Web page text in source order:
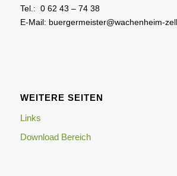
Tel.: 0 62 43 – 74 38
E-Mail: buergermeister@wachenheim-
WEITERE SEITEN
Links
Download Bereich